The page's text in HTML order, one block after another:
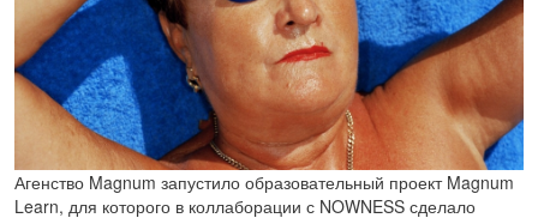
Агенство Magnum запустило образовательный проект Magnum
Learn, для которого в коллаборации с NOWNESS сделало